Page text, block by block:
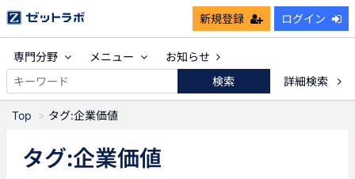
新規登録 ログイン
専門分野 メニュー
お知らせ
検索
詳細検索
Top タグ:企業価値
タグ:企業価値